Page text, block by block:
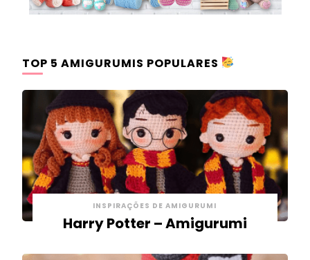
TOP 5 AMIGURUMIS POPULARES
INSPIRAÇÕES DE AMIGURUMI
Harry Potter – Amigurumi